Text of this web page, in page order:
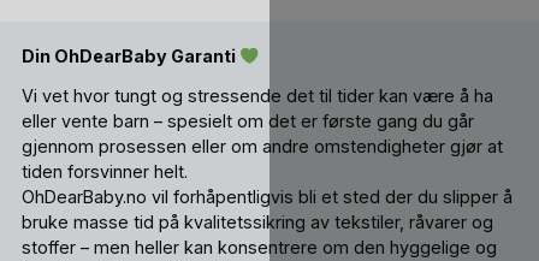
Din OhDearBaby Garanti
Vi vet hvor tungt og stressende det til tider kan være å ha
eller vente barn – spesielt om det er første gang du går
gjennom prosessen eller om andre omstendigheter gjør at
tiden forsvinner helt.
OhDearBaby.no vil forhåpentligvis bli et sted der du slipper å
bruke masse tid på kvalitetssikring av tekstiler, råvarer og
stoffer – men heller kan konsentrere om den hyggelige og